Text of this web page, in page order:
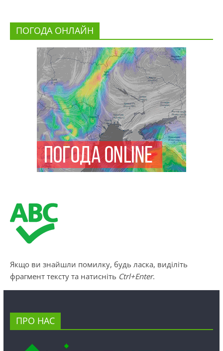
ПОГОДА ОНЛАЙН
Якщо ви знайшли помилку, будь ласка, виділіть
фрагмент тексту та натисніть Ctrl+Enter.
ПРО НАС